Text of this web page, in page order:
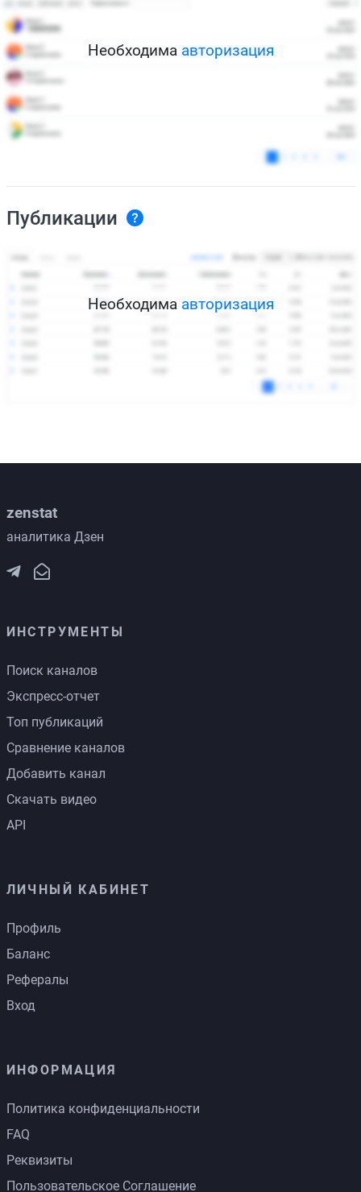
Необходима авторизация
Публикации
Необходима авторизация
zenstat
аналитика Дзен
ИНСТРУМЕНТЫ
Поиск каналов
Экспресс-отчет
Топ публикаций
Сравнение каналов
Добавить канал
Скачать видео
API
ЛИЧНЫЙ КАБИНЕТ
Профиль
Баланс
Рефералы
Вход
ИНФОРМАЦИЯ
Политика конфиденциальности
FAQ
Реквизиты
Пользовательское Соглашение